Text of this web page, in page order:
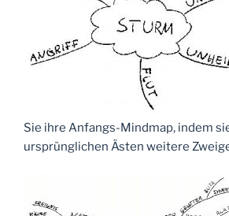
Sie ihre Anfangs-Mindmap, indem
ursprünglichen Ästen weitere